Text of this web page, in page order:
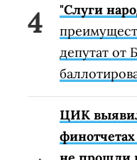
Пересчет
Львовщине
кандидата
Михаил